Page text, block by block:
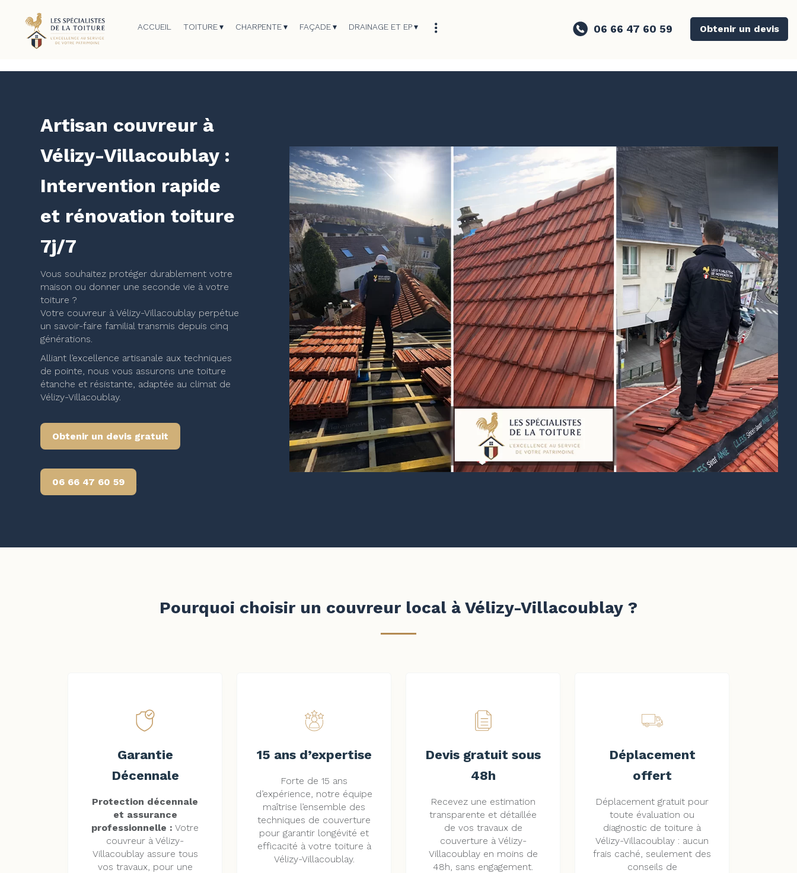
Obtenir un devis
06 66 47 60 59
ACCUEIL TOITURE CHARPENTE FAÇADE DRAINAGE ET EP
Artisan couvreur à
Vélizy-Villacoublay :
Intervention rapide
et rénovation toiture
7j/7
Vous souhaitez protéger durablement votre
maison ou donner une seconde vie à votre
toiture ?
Votre couvreur à Vélizy-Villacoublay perpétue
un savoir-faire familial transmis depuis cinq
générations.
Alliant l’excellence artisanale aux techniques
de pointe, nous vous assurons une toiture
étanche et résistante, adaptée au climat de
Vélizy-Villacoublay.
Obtenir un devis gratuit
06 66 47 60 59 .
Pourquoi choisir un couvreur local à Vélizy-Villacoublay ?
Garantie
Décennale
Protection décennale
et assurance
professionnelle : Votre
couvreur à Vélizy-
Villacoublay assure tous
vos travaux, pour une
15 ans d’expertise
Forte de 15 ans
d’expérience, notre équipe
maîtrise l’ensemble des
techniques de couverture
pour garantir longévité et
efficacité à votre toiture à
Vélizy-Villacoublay.
Devis gratuit sous
48h
Recevez une estimation
transparente et détaillée
de vos travaux de
couverture à Vélizy-
Villacoublay en moins de
48h, sans engagement.
Déplacement
offert
Déplacement gratuit pour
toute évaluation ou
diagnostic de toiture à
Vélizy-Villacoublay : aucun
frais caché, seulement des
conseils de